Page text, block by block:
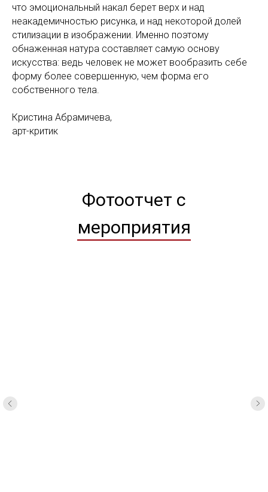
что эмоциональный накал берет верх и над
неакадемичностью рисунка, и над некоторой долей
стилизации в изображении. Именно поэтому
обнаженная натура составляет самую основу
искусства: ведь человек не может вообразить себе
форму более совершенную, чем форма его
собственного тела.
Кристина Абрамичева,
арт-критик
Фотоотчет с
мероприятия